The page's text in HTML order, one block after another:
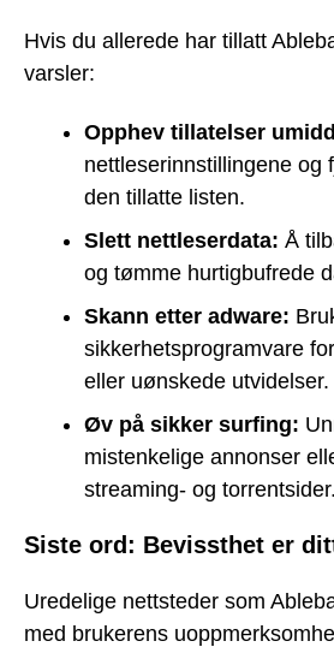
Hvis du allerede har tillatt
varsler:
Opphev tillatelser
nettleserinnstillingene og
den tillatte listen.
Slett nettleserdata: Å
og tømme hurtigbufrede
Skann etter adware:
sikkerhetsprogramvare
eller uønskede utvidelser.
Øv på sikker surfing:
mistenkelige annonser
streaming- og torrentsider.
Siste ord: Bevissthet er
Uredelige nettsteder som
med brukerens